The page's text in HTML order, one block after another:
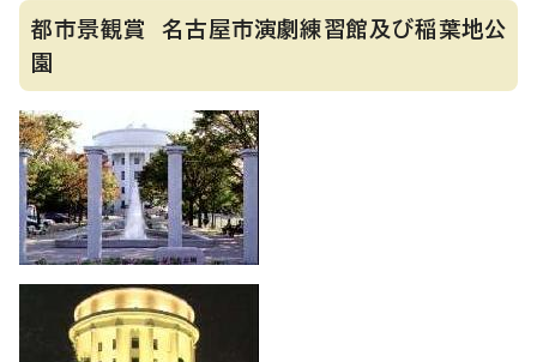
都市景観賞 名古屋市演劇練習館及び稲葉地公
園